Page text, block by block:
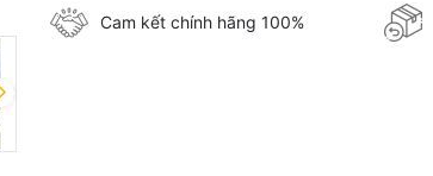
Cam kết chính hãng 100%